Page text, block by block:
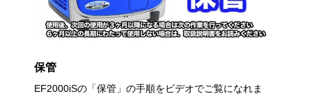
保管
EF2000iSの「保管」の手順をビデオでご覧になれま